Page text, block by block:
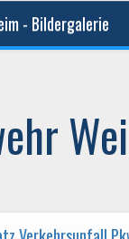
- Bildergalerie